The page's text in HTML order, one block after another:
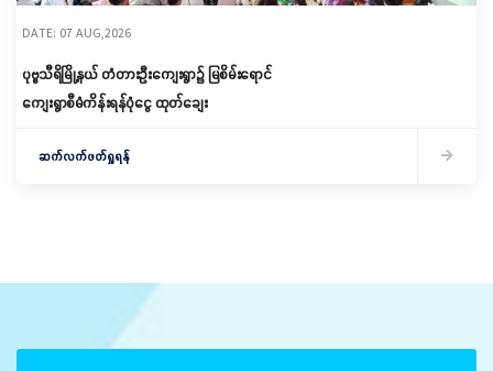
DATE: 07 AUG,2026
ပုဗ္ဗသီရိမြို့နယ် တံတားဦးကျေးရွာ၌ မြစိမ်းရောင်
ကျေးရွာစီမံကိန်းရန်ပုံငွေ ထုတ်ချေး
ဆက်လက်ဖတ်ရှုရန်